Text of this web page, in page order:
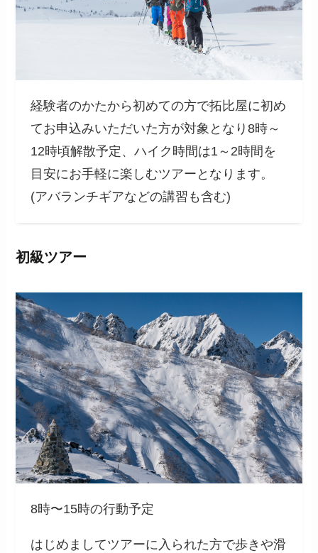
経験者のかたから初めての方で拓比屋に初め
てお申込みいただいた方が対象となり8時～
12時頃解散予定、ハイク時間は1～2時間を
目安にお手軽に楽しむツアーとなります。
(アバランチギアなどの講習も含む)
初級ツアー
8時〜15時の行動予定
はじめましてツアーに入られた方で歩きや滑